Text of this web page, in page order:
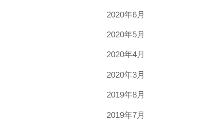
2020年6月
2020年5月
2020年4月
2020年3月
2019年8月
2019年7月